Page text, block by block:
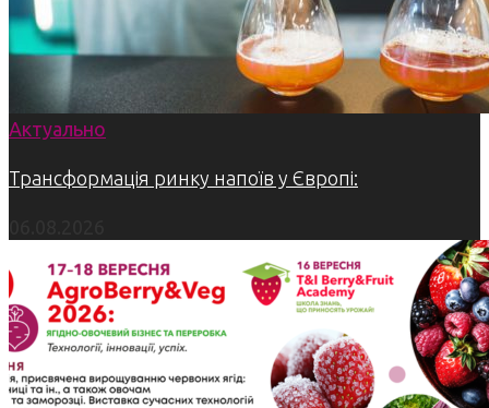
Актуально
Трансформація ринку напоїв у Європі: